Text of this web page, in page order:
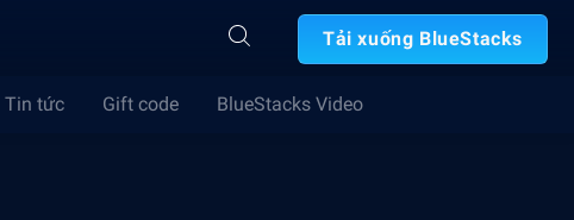
Tải xuống BlueStacks
Tin tức Gift code BlueStacks Video